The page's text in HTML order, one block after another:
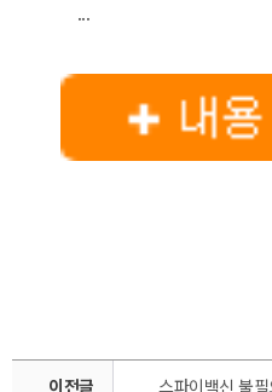
...
이전글 스파이백신 불